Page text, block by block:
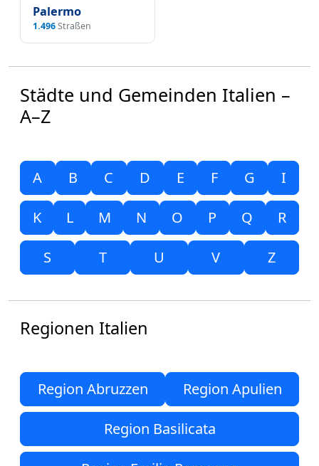
Palermo
1.496Straßen
Städte und Gemeinden Italien –
A–Z
A B C D E F G I
K L M N O P Q R
S T U V Z
Regionen Italien
Region Abruzzen Region Apulien
Region Basilicata